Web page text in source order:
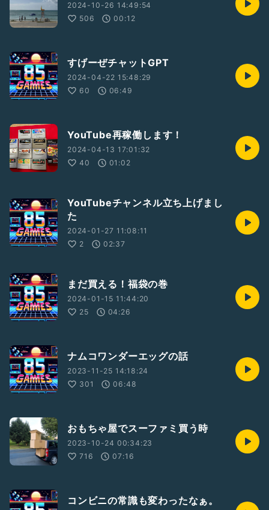
2024-10-26 14:49:54
506
00:12
すげーぜチャットGPT
2024-04-22 15:48:29
60
06:49
YouTube再稼働します！
2024-04-13 17:01:32
40
01:02
YouTubeチャンネル立ち上げまし
た
2024-01-27 11:08:11
2
02:37
まだ買える！福袋の巻
2024-01-15 11:44:20
25
04:26
ナムコワンダーエッグの話
2023-11-25 14:18:24
301
06:48
おもちゃ屋でスーファミ買う時
2023-10-24 00:34:23
716
07:16
コンビニの常識も変わったなぁ。